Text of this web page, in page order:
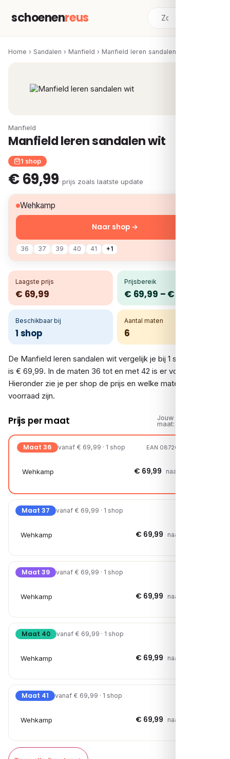
schoenenreus
Home › Sandalen › Manfield › Manfield leren sandalen wit
Manfield
Manfield leren sandalen wit
1 shop
€ 69,99· prijs zoals laatste update
Wehkamp
36 37 39 40 41 +1
Naar shop →
Laagste prijs
€ 69,99
Prijsbereik
€ 69,99 – € 69,99
Beschikbaar bij
1 shop
Aantal maten
6
De Manfield leren sandalen wit vergelijk je bij 1 shop. De prijs
is € 69,99. In de maten 36 tot en met 42 is er voorraad.
Hieronder zie je per shop de prijs en welke maten op
voorraad zijn.
Prijs per maat
Jouw
maat:
Maat 36 vanaf € 69,99 · 1 shop EAN 08720527660434
Wehkamp € 69,99 naar shop →
Maat 37 vanaf € 69,99 · 1 shop
Wehkamp € 69,99 naar shop →
Maat 39 vanaf € 69,99 · 1 shop
Wehkamp € 69,99 naar shop →
Maat 40 vanaf € 69,99 · 1 shop
Wehkamp € 69,99 naar shop →
Maat 41 vanaf € 69,99 · 1 shop
Wehkamp € 69,99 naar shop →